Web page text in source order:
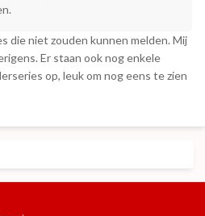
die niet zouden kunnen melden. Mij
Er staan ook nog enkele
op, leuk om nog eens te zien